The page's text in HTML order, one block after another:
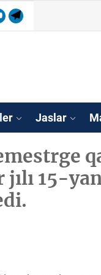
Telegram
Jaslar
jılı 15-